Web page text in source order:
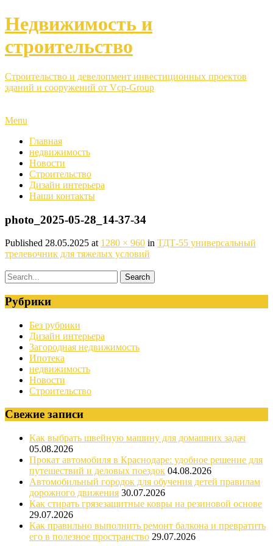
Недвижимость и
строительство
Строительство и девелопмент инвестиционных проектов
зданий и сооружений от Vcp-Group
Menu
Главная
недвижимость
Новости
Строительство
Дизайн интерьера
Наши контакты
photo_2025-05-28_14-37-34
Published 28.05.2025 at 1280 × 960 in ТДТ-55 универсальный
трелевочник для тяжелых условий
Рубрики
Без рубрики
Дизайн интерьера
Загородная недвижимость
Ипотека
недвижимость
Новости
Строительство
Свежие записи
Как выбрать швейную машину для домашних задач
05.08.2026
Прокат автомобиля в Краснодаре: удобное решение для
путешествий и деловых поездок 04.08.2026
Автомобильный городок для обучения детей правилам
дорожного движения 30.07.2026
Как стирать грязезащитные ковры на резиновой основе
29.07.2026
Как правильно выполнить ремонт балкона и превратить
его в полезное пространство 29.07.2026